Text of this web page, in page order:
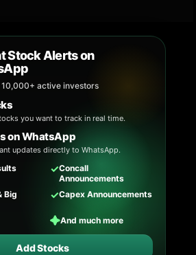
Stock Alerts on
10,000+ active investors
you want to track in real time.
on WhatsApp
updates directly to WhatsApp.
✓Concall
Announcements
Big
✓Capex Announcements
✦And much more
Add Stocks